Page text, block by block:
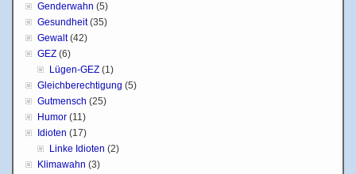
Genderwahn (5)
Gesundheit(35)
Gewalt(42)
GEZ (6)
Lügen-GEZ (1)
Gleichberechtigung (5)
Gutmensch (25)
Humor (11)
Idioten (17)
Linke Idioten (2)
Klimawahn (3)